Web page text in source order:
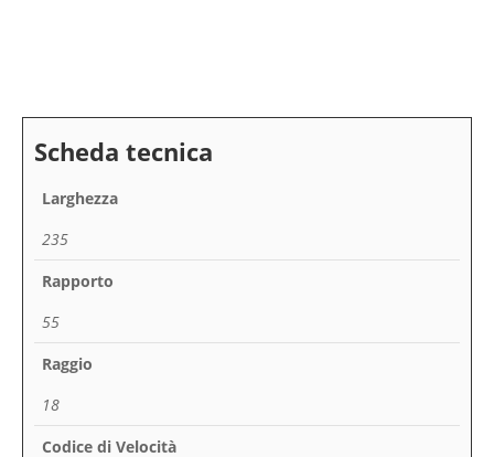
Larghezza
235
Rapporto
55
Raggio
18
Codice di Velocità